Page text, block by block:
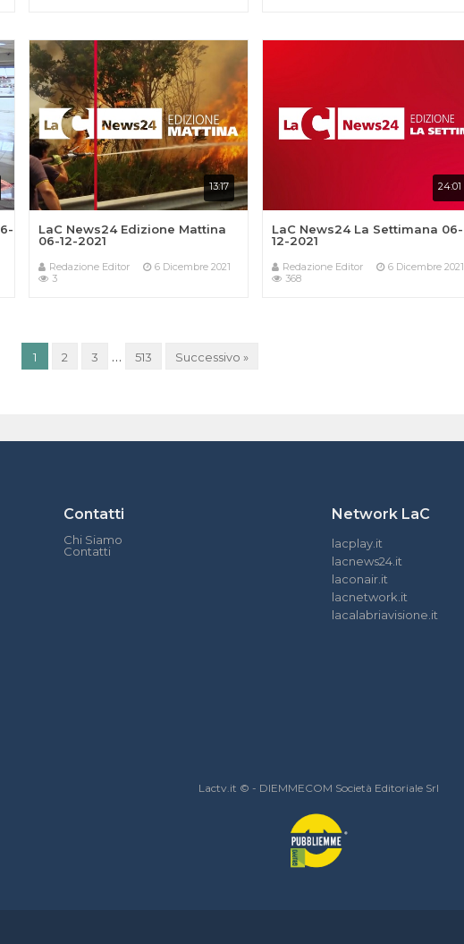
13:17
LaC News24 Edizione Mattina
06-12-2021
Redazione Editor
6 Dicembre 2021
3
24:01
LaC News24 La Settimana 06-
12-2021
Redazione Editor
6 Dicembre 2021
368
1 2 3 … 513 Successivo »
Contatti
Chi Siamo
Contatti
Network LaC
lacplay.it
lacnews24.it
laconair.it
lacnetwork.it
lacalabriavisione.it
Lactv.it © - DIEMMECOM Società Editoriale Srl